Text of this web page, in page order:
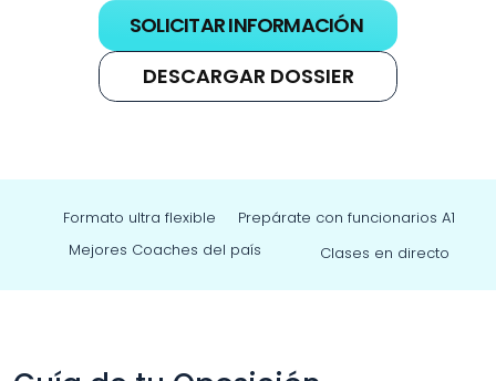
SOLICITAR INFORMACIÓN
DESCARGAR DOSSIER
Formato ultra flexible
Prepárate con funcionarios A1
Mejores Coaches del país
Clases en directo